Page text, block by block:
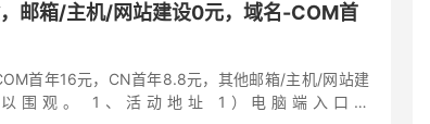
邮箱/主机/网站建设0元，域名-COM首
首年16元，CN首年8.8元，其他邮箱/主机/网站建
围观。 1、活动地址 1）电脑端入口：